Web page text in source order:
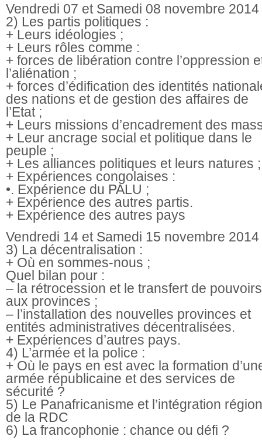
Vendredi 07 et Samedi 08 novembre 2014
2) Les partis politiques :
+ Leurs idéologies ;
+ Leurs rôles comme :
+ forces de libération contre l’oppression
l’aliénation ;
+ forces d’édification des identités
des nations et de gestion des affaires de
l’Etat ;
+ Leurs missions d’encadrement des
+ Leur ancrage social et politique dans le
peuple ;
+ Les alliances politiques et leurs natures ;
+ Expériences congolaises :
•. Expérience du PALU ;
+ Expérience des autres partis.
+ Expérience des autres pays
Vendredi 14 et Samedi 15 novembre 2014
3) La décentralisation :
+ Où en sommes-nous ;
Quel bilan pour :
– la rétrocession et le transfert de pouvoirs
aux provinces ;
– l’installation des nouvelles provinces et
entités administratives décentralisées.
+ Expériences d’autres pays.
4) L’armée et la police :
+ Où le pays en est avec la formation
armée républicaine et des services de
sécurité ?
5) Le Panafricanisme et l’intégration
de la RDC
6) La francophonie : chance ou défi ?